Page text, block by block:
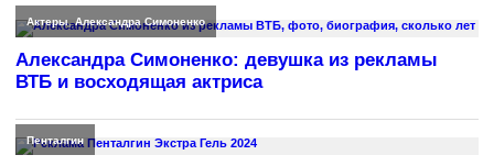
Актеры,Александра Симоненко
Александра Симоненко: девушка из рекламы
ВТБ и восходящая актриса
Пенталгин